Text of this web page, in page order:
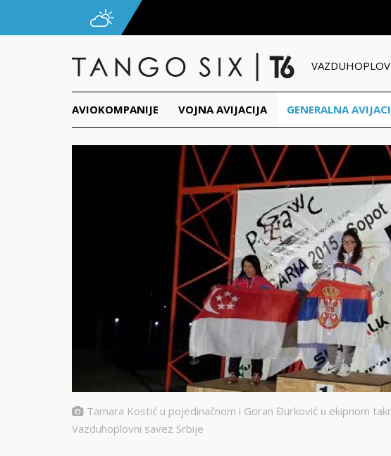
AVIOKOMPANIJE VOJNA AVIJACIJA GENERALNA
Tamara Kostić u pojedinačnom i Goran Đurković u ekipnom
Vazduhoplovni savez Srbije